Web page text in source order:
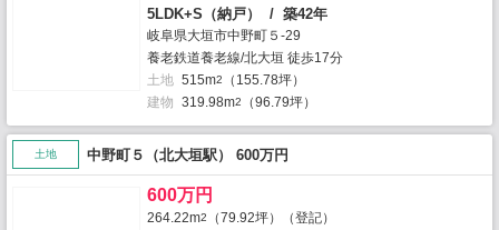
5LDK+S（納戸） / 築42年
岐阜県大垣市中野町５-29
養老鉄道養老線/北大垣 徒歩17分
土地 515m2
（155.78坪）
建物 319.98m2 （96.79坪）
土地 中野町５（北大垣駅） 600万円
600万円
264.22m2
（79.92坪）（登記）